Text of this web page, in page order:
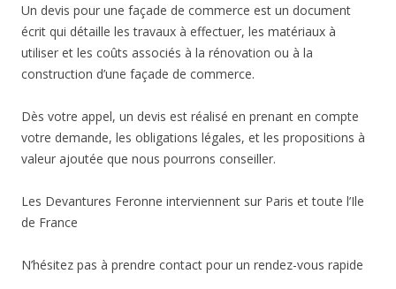
Un devis pour une façade de commerce est un document
écrit qui détaille les travaux à effectuer, les matériaux à
utiliser et les coûts associés à la rénovation ou à la
construction d’une façade de commerce.
Dès votre appel, un devis est réalisé en prenant en compte
votre demande, les obligations légales, et les propositions à
valeur ajoutée que nous pourrons conseiller.
Les Devantures Feronne interviennent sur Paris et toute l’Ile
de France
N’hésitez pas à prendre contact pour un rendez-vous rapide